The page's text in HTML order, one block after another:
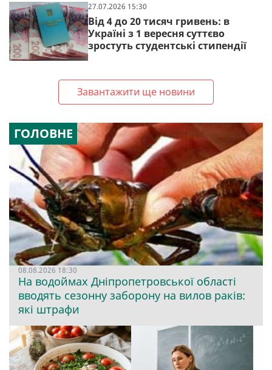
27.07.2026 15:30
Від 4 до 20 тисяч гривень: в
Україні з 1 вересня суттєво
зростуть студентські стипендії
Завантажити ще новини
ГОЛОВНЕ
08.08.2026 18:30
На водоймах Дніпропетровської області
вводять сезонну заборону на вилов раків:
які штрафи